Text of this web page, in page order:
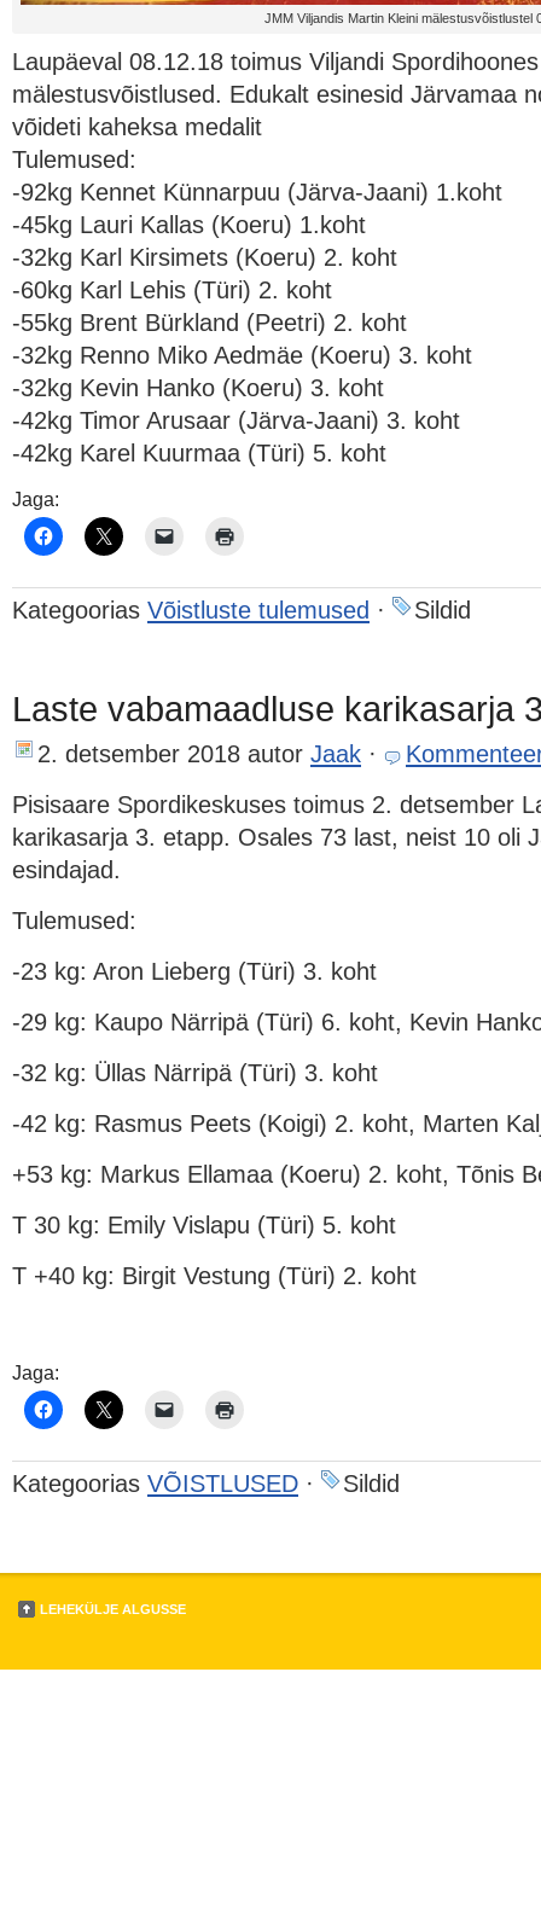
JMM Viljandis Martin Kleini mälestusvõistlustel
Laupäeval 08.12.18 toimus Viljandi
mälestusvõistlused. Edukalt esinesid Järvamaa
võideti kaheksa medalit
Tulemused:
-92kg Kennet Künnarpuu (Järva-Jaani) 1.koht
-45kg Lauri Kallas (Koeru) 1.koht
-32kg Karl Kirsimets (Koeru) 2. koht
-60kg Karl Lehis (Türi) 2. koht
-55kg Brent Bürkland (Peetri) 2. koht
-32kg Renno Miko Aedmäe (Koeru) 3. koht
-32kg Kevin Hanko (Koeru) 3. koht
-42kg Timor Arusaar (Järva-Jaani) 3. koht
-42kg Karel Kuurmaa (Türi) 5. koht
Jaga:
Kategoorias Võistluste tulemused · Sildid
Laste vabamaadluse karikasarja
2. detsember 2018 autor Jaak ·
Pisisaare Spordikeskuses toimus 2. detsember
karikasarja 3. etapp. Osales 73 last, neist 10 oli
esindajad.
Tulemused:
-23 kg: Aron Lieberg (Türi) 3. koht
-29 kg: Kaupo Närripä (Türi) 6. koht, Kevin
-32 kg: Üllas Närripä (Türi) 3. koht
-42 kg: Rasmus Peets (Koigi) 2. koht, Marten
+53 kg: Markus Ellamaa (Koeru) 2. koht, Tõnis
T 30 kg: Emily Vislapu (Türi) 5. koht
T +40 kg: Birgit Vestung (Türi) 2. koht
Jaga:
Kategoorias VÕISTLUSED · Sildid
LEHEKÜLJE ALGUSSE